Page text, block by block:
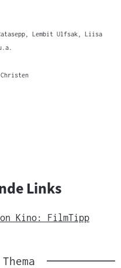
Lembit Ulfsak, Liisa
Links
Kino: FilmTipp